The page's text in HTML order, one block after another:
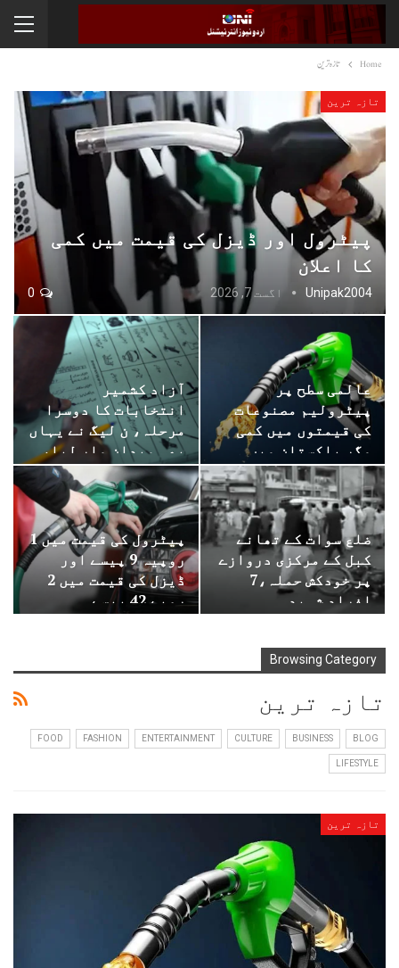
Home تازہ ترین
تازہ ترین
پیٹرول اور ڈیزل کی قیمت میں کمی
کا اعلان
Unipak2004 اگست 7, 2026
عالمی سطح پر
پیٹرولیم مصنوعات
کی قیمتوں میں کمی
مگر پاکستان میں
اضافہ
آزاد کشمیر
انتخابات کا دوسرا
مرحلہ، ن لیگ نے یہاں
بھی میدان مار لیا،
ضلع سوات کے تھانے
کبل کے مرکزی دروازے
پر خودکش حملہ،7
افراد شہید
پیٹرول کی قیمت میں 1
روپیہ 9 پیسے اور
ڈیزل کی قیمت میں 2
روپے 42 پیسے…
Browsing Category
تازہ ترین
BLOG
BUSINESS
CULTURE
ENTERTAINMENT
FASHION
FOOD
LIFESTYLE
تازہ ترین